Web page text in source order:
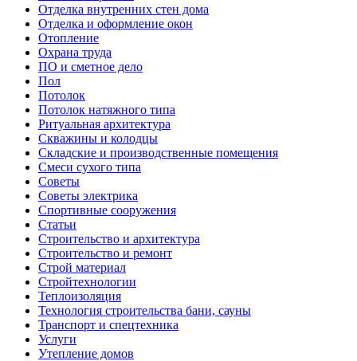
Отделка внутренних стен дома
Отделка и оформление окон
Отопление
Охрана труда
ПО и сметное дело
Пол
Потолок
Потолок натяжного типа
Ритуальная архитектура
Скважины и колодцы
Складские и производственные помещения
Смеси сухого типа
Советы
Советы электрика
Спортивные сооружения
Статьи
Строительство и архитектура
Строительство и ремонт
Строй материал
Стройтехнологии
Теплоизоляция
Технология строительства бани, сауны
Транспорт и спецтехника
Услуги
Утепление домов